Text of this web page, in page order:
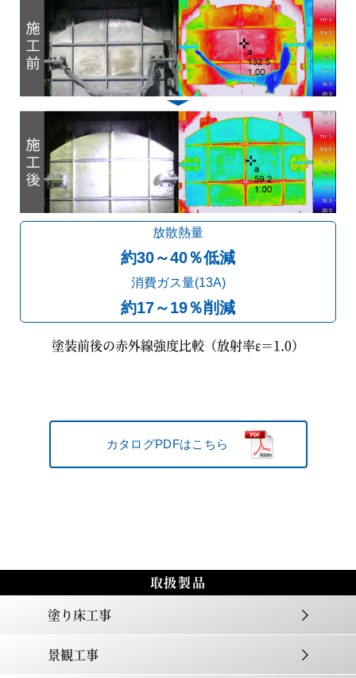
放散熱量
約30～40％低減
消費ガス量(13A)
約17～19％削減
塗装前後の赤外線強度比較（放射率ε＝1.0）
カタログPDFはこちら
取扱製品
塗り床工事
景観工事